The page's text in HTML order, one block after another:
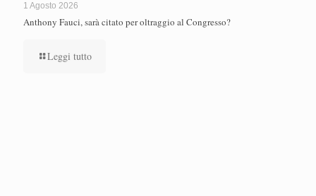
1 Agosto 2026
Anthony Fauci, sarà citato per oltraggio al Congresso?
Leggi tutto